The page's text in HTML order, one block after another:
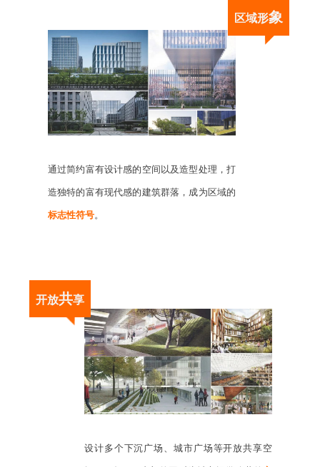
区域形象
通过简约富有设计感的空间以及造型处理，打
造独特的富有现代感的建筑群落，成为区域的
标志性符号。
开放共享
设计多个下沉广场、城市广场等开放共享空